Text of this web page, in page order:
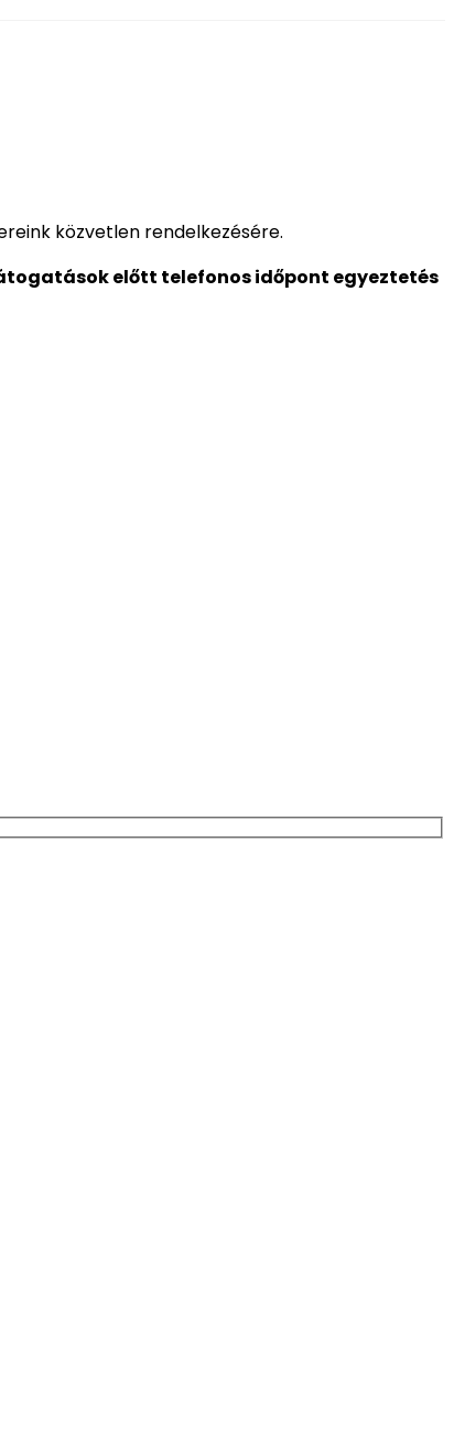
közvetlen rendelkezésére.
előtt telefonos időpont egyeztetés